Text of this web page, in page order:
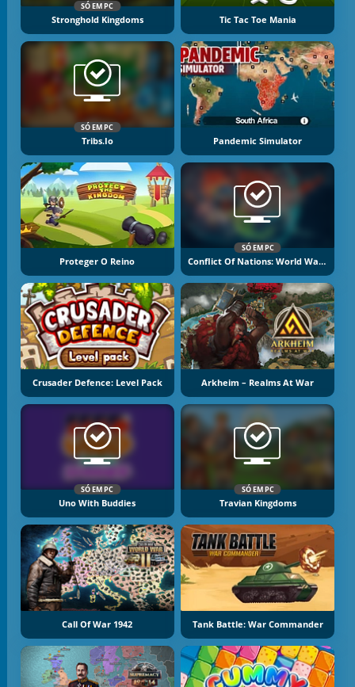
SÓ EM PC
Stronghold Kingdoms Tic Tac Toe Mania
SÓ EM PC
Tribs.io Pandemic Simulator
Proteger O Reino
SÓ EM PC
Conflict Of Nations: World War 3
Crusader Defence: Level Pack Arkheim – Realms At War
SÓ EM PC
Uno With Buddies
SÓ EM PC
Travian Kingdoms
Call Of War 1942 Tank Battle: War Commander